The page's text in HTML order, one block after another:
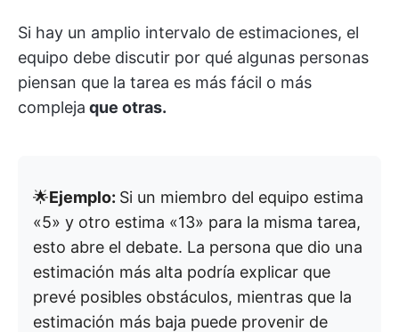
Si hay un amplio intervalo de estimaciones, el
equipo debe discutir por qué algunas personas
piensan que la tarea es más fácil o más
compleja que otras.
🌟Ejemplo: Si un miembro del equipo estima
«5» y otro estima «13» para la misma tarea,
esto abre el debate. La persona que dio una
estimación más alta podría explicar que
prevé posibles obstáculos, mientras que la
estimación más baja puede provenir de